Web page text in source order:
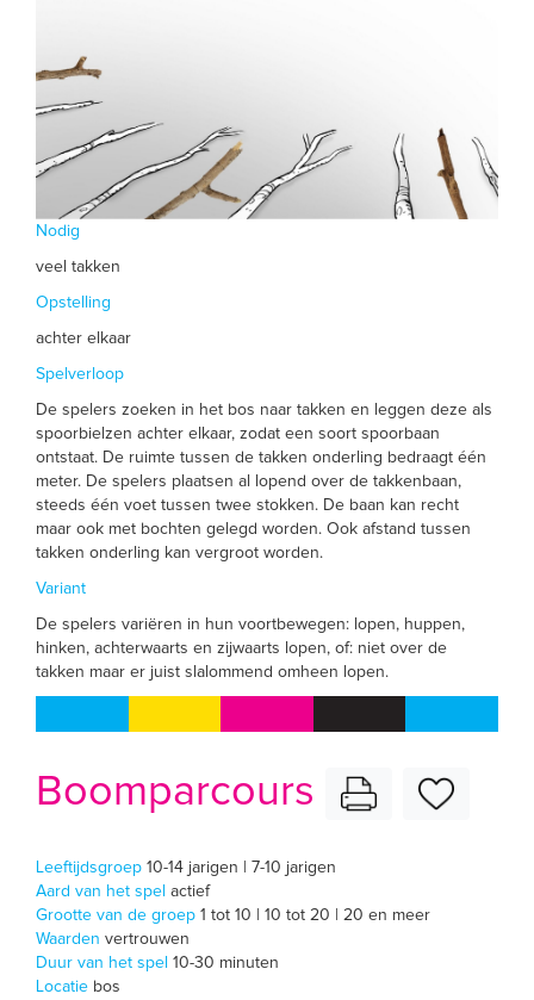
Nodig
veel takken
Opstelling
achter elkaar
Spelverloop
De spelers zoeken in het bos naar takken en leggen deze als
spoorbielzen achter elkaar, zodat een soort spoorbaan
ontstaat. De ruimte tussen de takken onderling bedraagt één
meter. De spelers plaatsen al lopend over de takkenbaan,
steeds één voet tussen twee stokken. De baan kan recht
maar ook met bochten gelegd worden. Ook afstand tussen
takken onderling kan vergroot worden.
Variant
De spelers variëren in hun voortbewegen: lopen, huppen,
hinken, achterwaarts en zijwaarts lopen, of: niet over de
takken maar er juist slalommend omheen lopen.
Boomparcours
Leeftijdsgroep 10-14 jarigen | 7-10 jarigen
Aard van het spel actief
Grootte van de groep 1 tot 10 | 10 tot 20 | 20 en meer
Waarden vertrouwen
Duur van het spel 10-30 minuten
Locatie bos